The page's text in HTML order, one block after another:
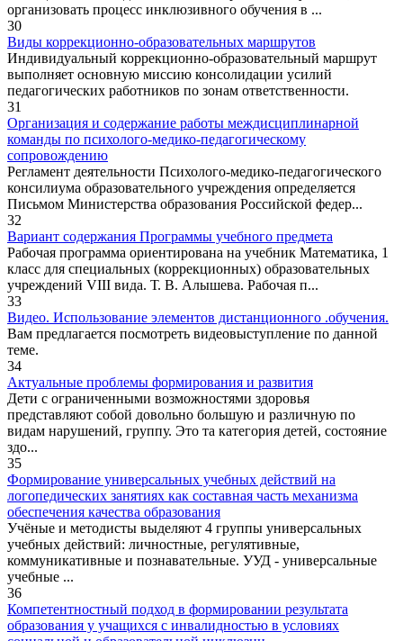
организовать процесс инклюзивного обучения в ...
30
Виды коррекционно-образовательных маршрутов
Индивидуальный коррекционно-образовательный маршрут
выполняет основную миссию консолидации усилий
педагогических работников по зонам ответственности.
31
Организация и содержание работы междисциплинарной
команды по психолого-медико-педагогическому
сопровождению
Регламент деятельности Психолого-медико-педагогического
консилиума образовательного учреждения определяется
Письмом Министерства образования Российской федер...
32
Вариант содержания Программы учебного предмета
Рабочая программа ориентирована на учебник Математика, 1
класс для специальных (коррекционных) образовательных
учреждений VIII вида. Т. В. Алышева. Рабочая п...
33
Видео. Использование элементов дистанционного .обучения.
Вам предлагается посмотреть видеовыступление по данной
теме.
34
Актуальные проблемы формирования и развития
Дети с ограниченными возможностями здоровья
представляют собой довольно большую и различную по
видам нарушений, группу. Это та категория детей, состояние
здо...
35
Формирование универсальных учебных действий на
логопедических занятиях как составная часть механизма
обеспечения качества образования
Учёные и методисты выделяют 4 группы универсальных
учебных действий: личностные, регулятивные,
коммуникативные и познавательные. УУД - универсальные
учебные ...
36
Компетентностный подход в формировании результата
образования у учащихся с инвалидностью в условиях